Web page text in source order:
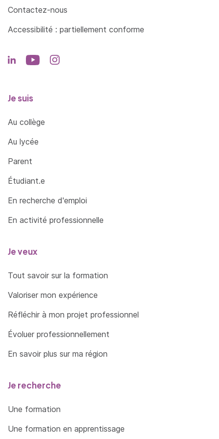
10. Effectuer et maitriser toutes les
du gerbeur à conducteur accompagnant, ainsi
ci.
opérations d'entretien quotidien.
Contactez-nous
Accessibilité : partiellement conforme
Je suis
Au collège
Au lycée
Parent
Étudiant.e
En recherche d'emploi
En activité professionnelle
Je veux
Tout savoir sur la formation
Valoriser mon expérience
Réfléchir à mon projet professionnel
Évoluer professionnellement
En savoir plus sur ma région
Je recherche
Une formation
Une formation en apprentissage